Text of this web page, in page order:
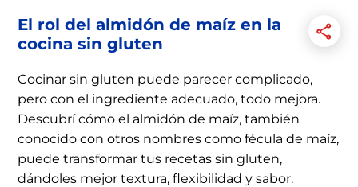
El rol del almidón de maíz en la
cocina sin gluten
Cocinar sin gluten puede parecer complicado,
pero con el ingrediente adecuado, todo mejora.
Descubrí cómo el almidón de maíz, también
conocido con otros nombres como fécula de maíz,
puede transformar tus recetas sin gluten,
dándoles mejor textura, flexibilidad y sabor.